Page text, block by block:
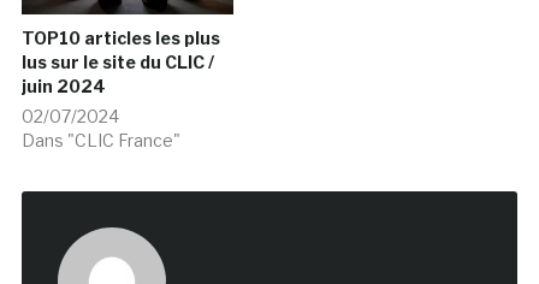
TOP10 articles les plus
lus sur le site du CLIC /
juin 2024
02/07/2024
Dans "CLIC France"